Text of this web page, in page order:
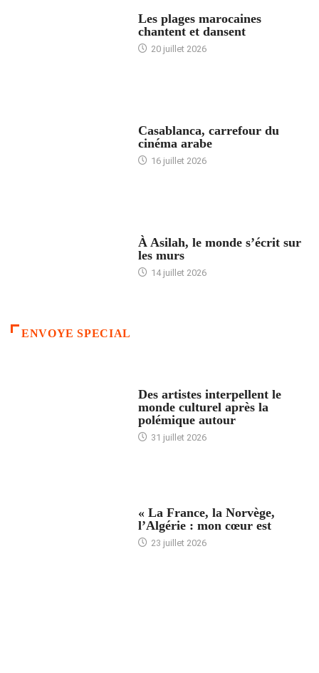
Les plages marocaines
chantent et dansent
20 juillet 2026
Casablanca, carrefour du
cinéma arabe
16 juillet 2026
À Asilah, le monde s’écrit sur
les murs
14 juillet 2026
ENVOYE SPECIAL
Des artistes interpellent le
monde culturel après la
polémique autour
31 juillet 2026
« La France, la Norvège,
l’Algérie : mon cœur est
23 juillet 2026